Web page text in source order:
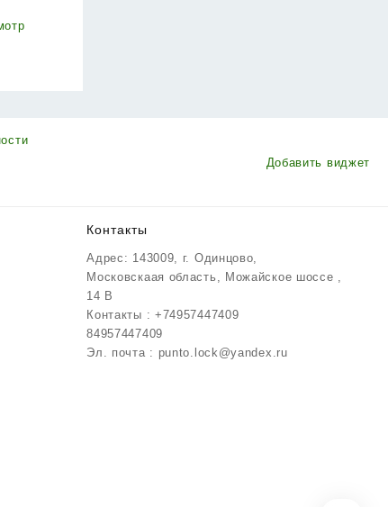
Добавить виджет
Контакты
Адрес: 143009, г. Одинцово,
Московскаая область, Можайское шоссе ,
14 В
Контакты : +74957447409
84957447409
Эл. почта : punto.lock@yandex.ru